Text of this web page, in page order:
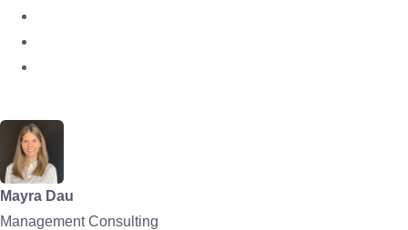
Mayra Dau
Management Consulting